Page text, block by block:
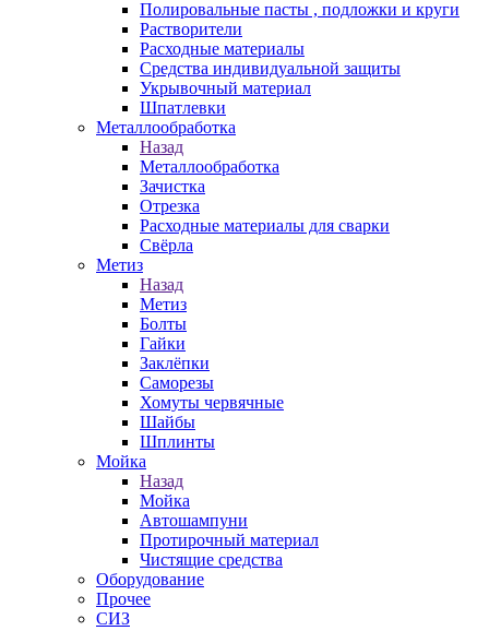
Полировальные пасты , подложки и круги
Растворители
Расходные материалы
Средства индивидуальной защиты
Укрывочный материал
Шпатлевки
Металлообработка
Назад
Металлообработка
Зачистка
Отрезка
Расходные материалы для сварки
Свёрла
Метиз
Назад
Метиз
Болты
Гайки
Заклёпки
Саморезы
Хомуты червячные
Шайбы
Шплинты
Мойка
Назад
Мойка
Автошампуни
Протирочный материал
Чистящие средства
Оборудование
Прочее
СИЗ